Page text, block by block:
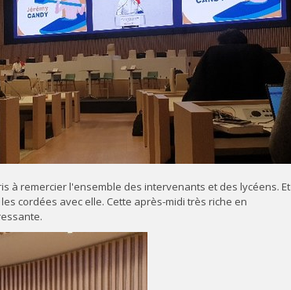
à remercier l'ensemble des intervenants et des lycéens. Et
cordées avec elle. Cette après-midi très riche en